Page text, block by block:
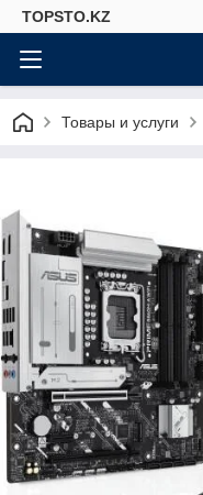
TOPSTO.KZ
Товары и услуги